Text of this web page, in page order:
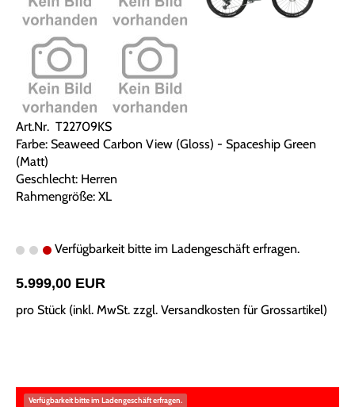
Art.Nr. T22709KS
Farbe: Seaweed Carbon View (Gloss) - Spaceship Green
(Matt)
Geschlecht: Herren
Rahmengröße: XL
Verfügbarkeit bitte im Ladengeschäft erfragen.
5.999,00 EUR
pro Stück (inkl. MwSt. zzgl. Versandkosten für Grossartikel)
Verfügbarkeit bitte im Ladengeschäft erfragen.